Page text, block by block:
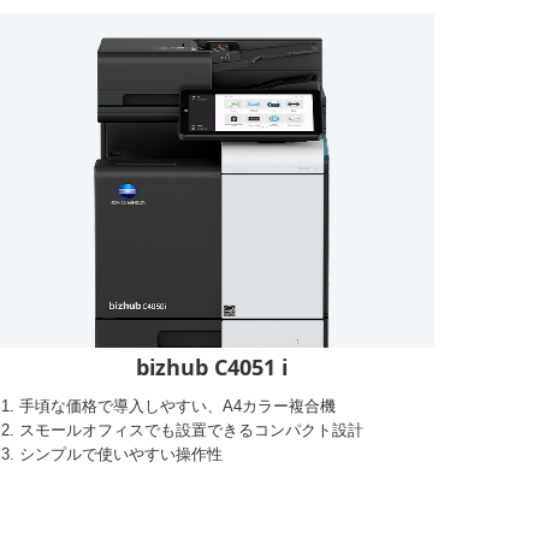
bizhub C4051 i
手頃な価格で導入しやすい、A4カラー複合機
スモールオフィスでも設置できるコンパクト設計
シンプルで使いやすい操作性